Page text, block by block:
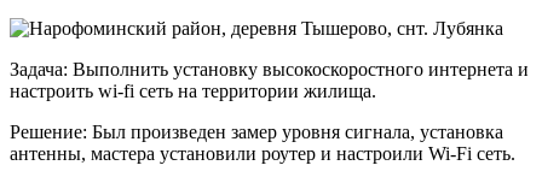
Задача: Выполнить установку высокоскоростного интернета и
настроить wi-fi сеть на территории жилища.
Решение: Был произведен замер уровня сигнала, установка
антенны, мастера установили роутер и настроили Wi-Fi сеть.